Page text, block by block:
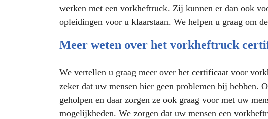
werken met een vorkheftruck. Zij kunnen er dan ook
opleidingen voor u klaarstaan. We helpen u graag om
Meer weten over het vorkheftruck
We vertellen u graag meer over het certificaat voor
zeker dat uw mensen hier geen problemen bij hebben.
geholpen en daar zorgen ze ook graag voor met uw
mogelijkheden. We zorgen dat uw mensen een